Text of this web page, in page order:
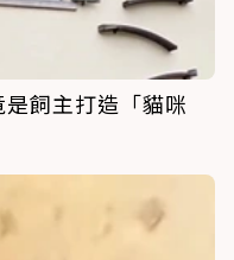
飼主打造「貓咪